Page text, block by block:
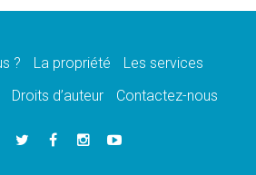
et au Pérou
générale: la prière est un acte
XIV invite les Chevaliers de Colomb à
? La propriété
Les services
Droits d’auteur Contactez-nous